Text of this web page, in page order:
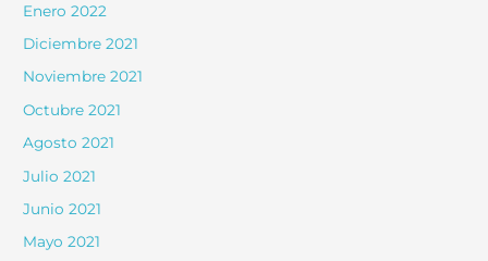
Enero 2022
Diciembre 2021
Noviembre 2021
Octubre 2021
Agosto 2021
Julio 2021
Junio 2021
Mayo 2021